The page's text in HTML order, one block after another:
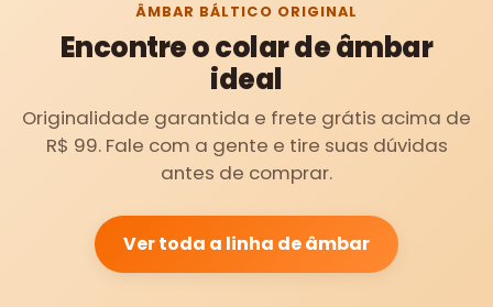
ÂMBAR BÁLTICO ORIGINAL
Encontre o colar de âmbar
ideal
Originalidade garantida e frete grátis acima de
R$ 99. Fale com a gente e tire suas dúvidas
antes de comprar.
Ver toda a linha de âmbar